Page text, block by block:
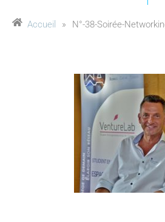
Accueil » N°-38-Soirée-